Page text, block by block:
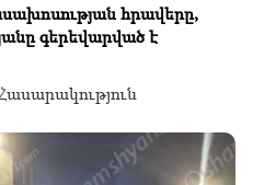
հրավերը,
գերեվարված է